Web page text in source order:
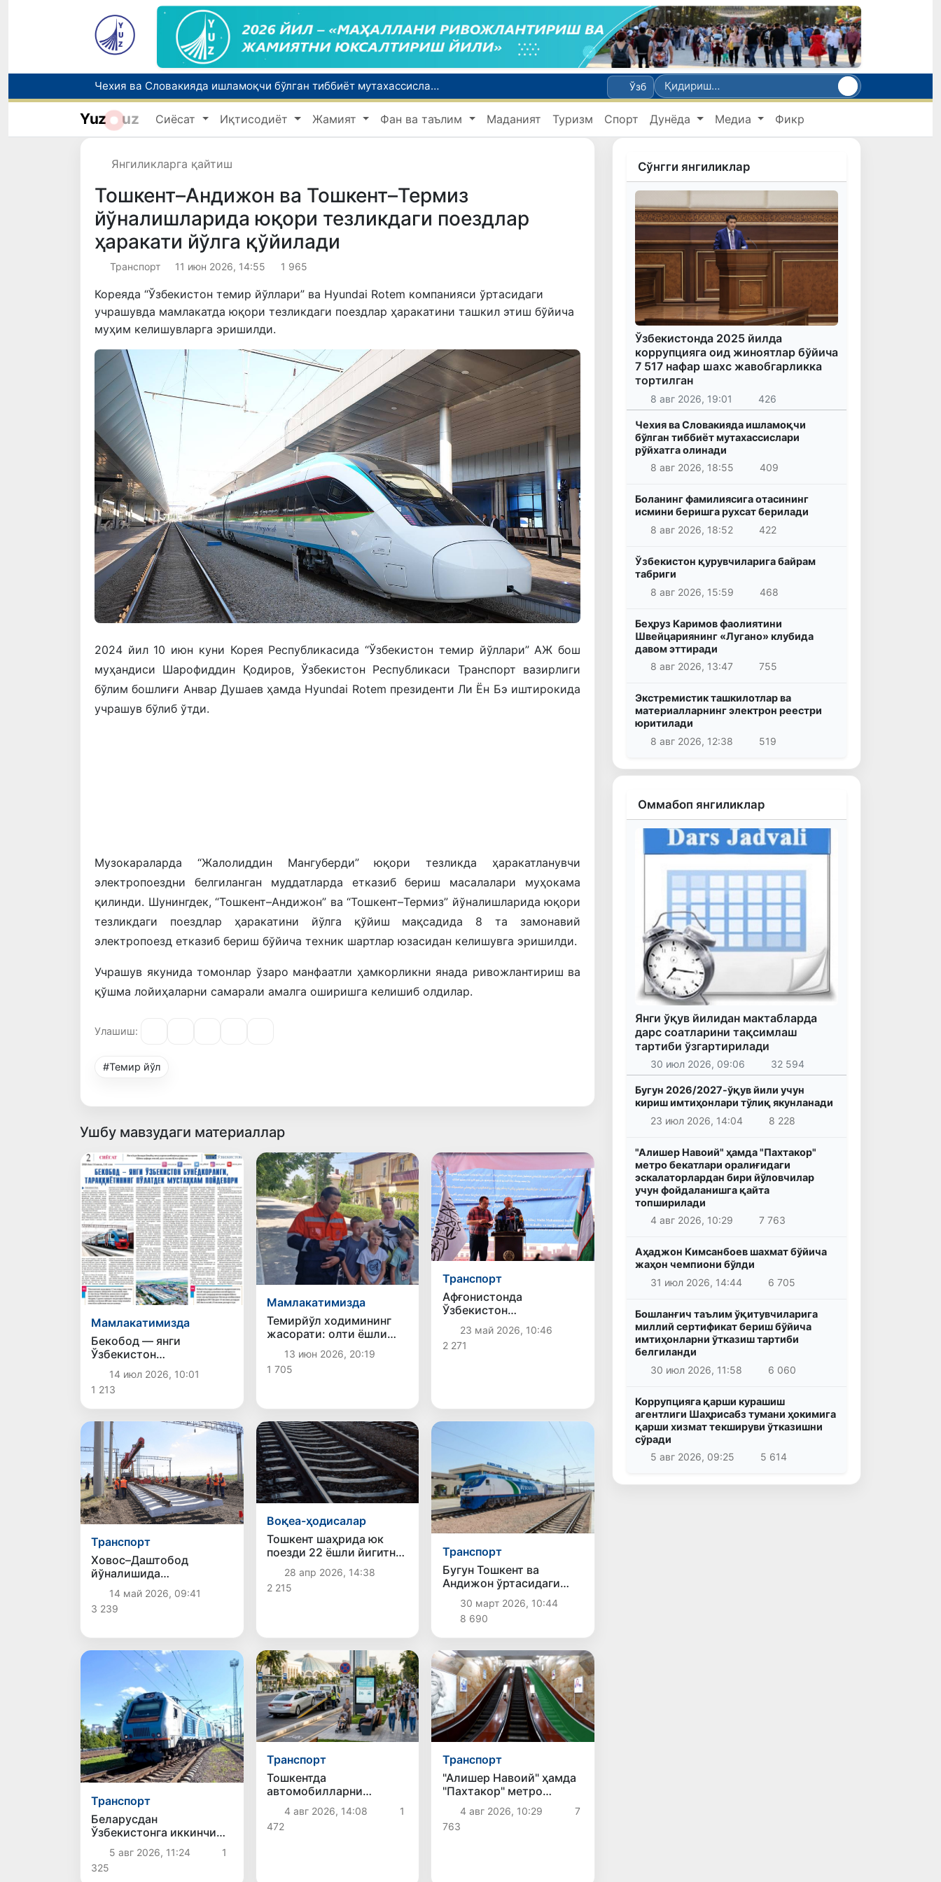
Чехия ва Словакияда ишламоқчи бўлган тиббиёт мутахассислари рўйхатга олинади
Боланинг фамилиясига отасининг исмини беришга рухсат берилади
Беҳруз Каримов фаолиятини Швейцариянинг «Лугано» клубида давом эттиради
Ўзб
Yuz uz Сиёсат Иқтисодиёт Жамият Фан ва таълим Маданият Туризм Спорт Дунёда Медиа Фикр
Янгиликларга қайтиш
Тошкент–Андижон ва Тошкент–Термиз
йўналишларида юқори тезликдаги поездлар
ҳаракати йўлга қўйилади
Транспорт 11 июн 2026, 14:55 1 965
Кореяда “Ўзбекистон темир йўллари” ва Hyundai Rotem компанияси ўртасидаги
учрашувда мамлакатда юқори тезликдаги поездлар ҳаракатини ташкил этиш бўйича
муҳим келишувларга эришилди.
2024 йил 10 июн куни Корея Республикасида “Ўзбекистон темир йўллари” АЖ бош
муҳандиси Шарофиддин Қодиров, Ўзбекистон Республикаси Транспорт вазирлиги
бўлим бошлиғи Анвар Душаев ҳамда Hyundai Rotem президенти Ли Ён Бэ иштирокида
учрашув бўлиб ўтди.
Музокараларда “Жалолиддин Мангуберди” юқори тезликда ҳаракатланувчи
электропоездни белгиланган муддатларда етказиб бериш масалалари муҳокама
қилинди. Шунингдек, “Тошкент–Андижон” ва “Тошкент–Термиз” йўналишларида юқори
тезликдаги поездлар ҳаракатини йўлга қўйиш мақсадида 8 та замонавий
электропоезд етказиб бериш бўйича техник шартлар юзасидан келишувга эришилди.
Учрашув якунида томонлар ўзаро манфаатли ҳамкорликни янада ривожлантириш ва
қўшма лойиҳаларни самарали амалга оширишга келишиб олдилар.
Улашиш:
#Темир йўл
Ушбу мавзудаги материаллар
Мамлакатимизда
Бекобод — янги
Ўзбекистон
бунёдкорлиги,
тараққиётининг
пўлатдек мустаҳкам
пойдевори
14 июл 2026, 10:01
1 213
Мамлакатимизда
Темирйўл ходимининг
жасорати: олти ёшли
эгизак қизалоқлар
сувдан қутқариб
қолинди
13 июн 2026, 20:19
1 705
Транспорт
Афғонистонда
Ўзбекистон
бошқарувидаги
Ҳайратон — Мозори
Шариф темирйўл
23 май 2026, 10:46
2 271
Транспорт
Ховос–Даштобод
йўналишида
электрлаштирилган янги
темирйўл қурилиши
бошланди
14 май 2026, 09:41
3 239
Воқеа-ҳодисалар
Тошкент шаҳрида юк
поезди 22 ёшли йигитни
уриб юборди, оқибатида
у ҳалок бўлди
28 апр 2026, 14:38
2 215
Транспорт
Бугун Тошкент ва
Андижон ўртасидаги
поездлар қатновлари
бекор қилинади
30 март 2026, 10:44
8 690
Транспорт
Беларусдан
Ўзбекистонга иккинчи
тўғридан-тўғри юк
поезди жўнатилди
5 авг 2026, 11:24
1
325
Транспорт
Тошкентда
автомобилларни
эвакуация қилиш ва
жарима
майдончаларида сақлаш
4 авг 2026, 14:08
1
472
Транспорт
"Алишер Навоий" ҳамда
"Пахтакор" метро
бекатлари оралиғидаги
эскалаторлардан бири
йўловчилар учун
4 авг 2026, 10:29
7
763
Сўнгги янгиликлар
Ўзбекистонда 2025 йилда
коррупцияга оид жиноятлар бўйича
7 517 нафар шахс жавобгарликка
тортилган
8 авг 2026, 19:01 426
Чехия ва Словакияда ишламоқчи
бўлган тиббиёт мутахассислари
рўйхатга олинади
8 авг 2026, 18:55
409
Боланинг фамилиясига отасининг
исмини беришга рухсат берилади
8 авг 2026, 18:52
422
Ўзбекистон қурувчиларига байрам
табриги
8 авг 2026, 15:59
468
Беҳруз Каримов фаолиятини
Швейцариянинг «Лугано» клубида
давом эттиради
8 авг 2026, 13:47
755
Экстремистик ташкилотлар ва
материалларнинг электрон реестри
юритилади
8 авг 2026, 12:38
519
Оммабоп янгиликлар
Янги ўқув йилидан мактабларда
дарс соатларини тақсимлаш
тартиби ўзгартирилади
30 июл 2026, 09:06 32 594
Бугун 2026/2027-ўқув йили учун
кириш имтиҳонлари тўлиқ якунланади
23 июл 2026, 14:04
8 228
"Алишер Навоий" ҳамда "Пахтакор"
метро бекатлари оралиғидаги
эскалаторлардан бири йўловчилар
учун фойдаланишга қайта
топширилади
4 авг 2026, 10:29
7 763
Аҳаджон Кимсанбоев шахмат бўйича
жаҳон чемпиони бўлди
31 июл 2026, 14:44
6 705
Бошланғич таълим ўқитувчиларига
миллий сертификат бериш бўйича
имтиҳонларни ўтказиш тартиби
белгиланди
30 июл 2026, 11:58
6 060
Коррупцияга қарши курашиш
агентлиги Шаҳрисабз тумани ҳокимига
қарши хизмат текшируви ўтказишни
сўради
5 авг 2026, 09:25
5 614